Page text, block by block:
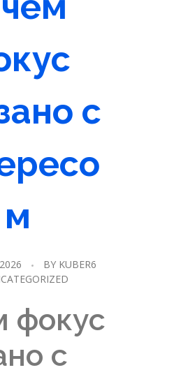
с
м
BY KUBER6
фокус
с